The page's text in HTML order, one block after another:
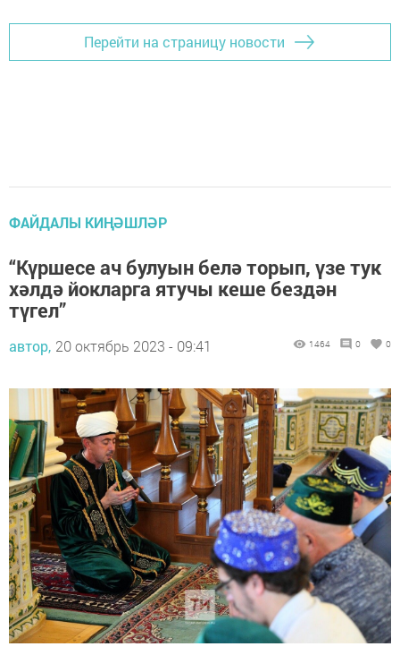
Перейти на страницу новости
ФАЙДАЛЫ КИҢӘШЛӘР
“Күршесе ач булуын белә торып, үзе тук
хәлдә йокларга ятучы кеше бездән
түгел”
автор, 20 октябрь 2023 - 09:41 1464 0 0